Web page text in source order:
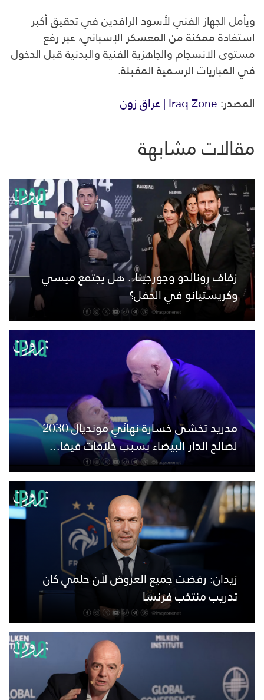
ويأمل الجهاز الفني لأسود الرافدين في تحقيق أكبر
استفادة ممكنة من المعسكر الإسباني، عبر رفع
مستوى الانسجام والجاهزية الفنية والبدنية قبل الدخول
في المباريات الرسمية المقبلة.
المصدر:Iraq Zone | عراق زون
مقالات مشابهة
زفاف رونالدو وجورجينا.. هل يجتمع ميسي
وكريستيانو في الحفل؟
مدريد تخشى خسارة نهائي مونديال 2030
لصالح الدار البيضاء بسبب خلافات فيفا...
زيدان: رفضت جميع العروض لأن حلمي كان
تدريب منتخب فرنسا